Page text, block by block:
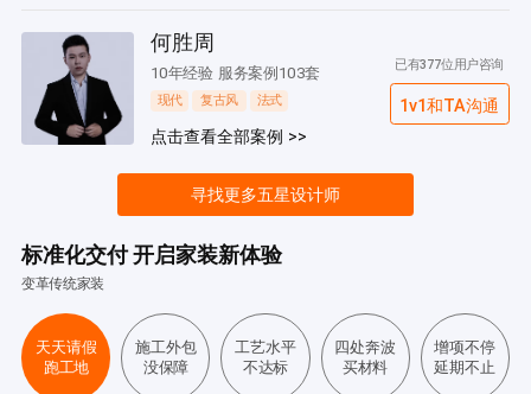
何胜周
10年经验 服务案例103套
现代 复古风 法式
点击查看全部案例 >>
已有377位用户咨询
1v1和TA沟通
寻找更多五星设计师
标准化交付 开启家装新体验
变革传统家装
天天请假
跑工地
施工外包
没保障
工艺水平
不达标
四处奔波
买材料
增项不停
延期不止